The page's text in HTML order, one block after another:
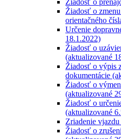
Žiadosť o
Žiadosť o
orientačného
Určenie
18.1.2022)
Žiadosť o
(aktualizované
Žiadosť o výpis
dokumentácie
Žiadosť o
(aktualizované
Žiadosť o
(aktualizované
Zriadenie
Žiadosť o